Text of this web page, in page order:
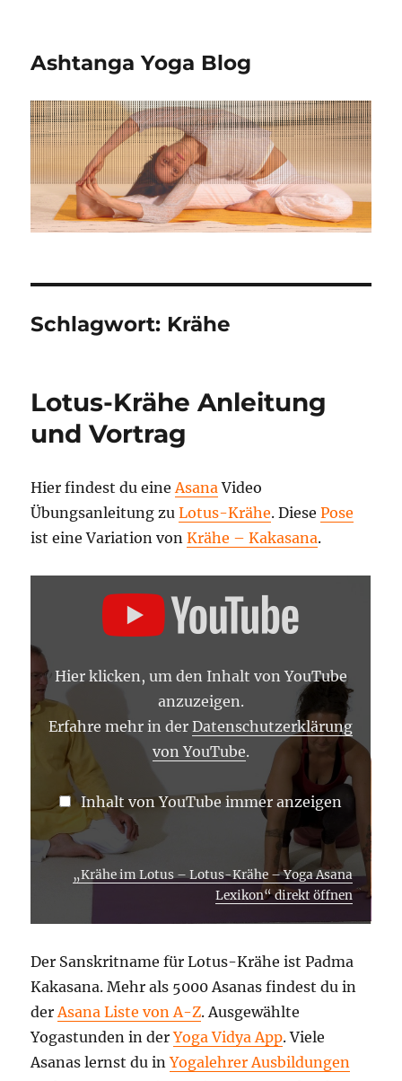
Ashtanga Yoga Blog
Schlagwort: Krähe
Lotus-Krähe Anleitung
und Vortrag
Hier findest du eine Asana Video
Übungsanleitung zuLotus-Krähe. DiesePose
ist eine Variation vonKrähe – Kakasana.
„KRÄHE
KRÄHE
YOGA
ASANA
LEXIKON“
VON
YOUTUBE
ANZEIGEN
Hier klicken, um den Inhalt von YouTube
anzuzeigen.
Erfahre mehr in derDatenschutzerklärung
von YouTube.
Inhalt von YouTube immer anzeigen
„Krähe im Lotus – Lotus-Krähe – Yoga Asana
Lexikon“ direkt öffnen
Der Sanskritname für Lotus-Krähe ist Padma
Kakasana. Mehr als 5000 Asanas findest du in
der Asana Liste von A-Z. Ausgewählte
Yogastunden in derYoga Vidya App. Viele
Asanas lernst du inYogalehrer Ausbildungen